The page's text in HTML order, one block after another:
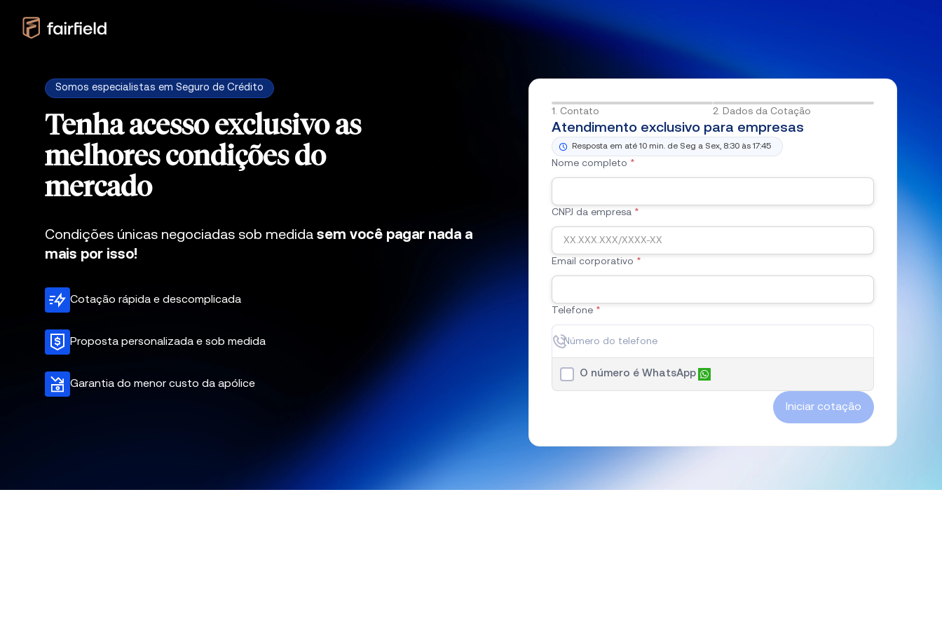
Somos especialistas em Seguro de Crédito
Tenha acesso exclusivo as
melhores condições do
mercado
Condições únicas negociadas sob medida sem você pagar nada a
mais por isso!
Cotação rápida e descomplicada
Proposta personalizada e sob medida
Garantia do menor custo da apólice
1. Contato 2. Dados da Cotação
Atendimento exclusivo para empresas
Resposta em até 10 min. de Seg a Sex, 8:30 às 17:45
Nome completo *
CNPJ da empresa *
Email corporativo *
Telefone *
O número é WhatsApp
Iniciar cotação